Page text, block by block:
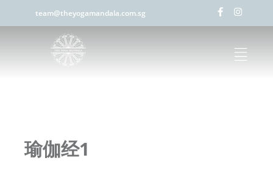
team@theyogamandala.com.sg
瑜伽经1